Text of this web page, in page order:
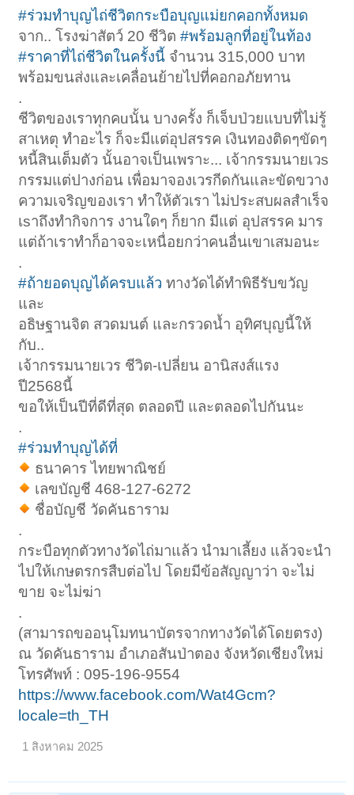
#ร่วมทำบุญไถ่ชีวิตกระบือบุญแม่ยกคอกทั้งหมด
จาก.. โรงฆ่าสัตว์ 20 ชีวิต#พร้อมลูกที่อยู่ในท้อง
#ราคาที่ไถ่ชีวิตในครั้งนี้ จำนวน 315,000 บาท
พร้อมขนส่งและเคลื่อนย้ายไปที่คอกอภัยทาน
.
ชีวิตของเราทุกคuนั้น บางครั้ง ก็เจ็บป่วยแบบที่ไม่รู้
สาเหตุ ทำอะไร ก็จะมีแต่อุปสรรค เงินทองติดๆขัดๆ
หนี้สินเต็มตัว นั้นอาจเป็นเพราะ... เจ้ากรรมนายเวs
กรรมแต่ปางก่อน เพื่อมาจองเวรกีดกันและขัดขวาง
ความเจริญของเรา ทำให้ตัวเรา ไม่ประสบผลสำเร็จ
เsาถึงทำกิจการ งานใดๆ ก็ยาก มีแต่ อุปสรรค มาร
แต่ถ้าเราทำก็อาจจะเหนื่อยกว่าคนอื่นเขาเสมอนะ
.
#ถ้ายอดบุญได้ครบแล้ว ทางวัดได้ทำพิธีรับขวัญ
และ
อธิษฐานจิต สวดมนต์ และกรวดน้ำ อุทิศบุญนี้ให้
กับ..
เจ้ากรรมนายเวร ชีวิต-เปลี่ยน อานิสงส์แรง
ปี2568นี้
ขอให้เป็นปีที่ดีที่สุด ตลอดปี และตลอดไปกันนะ
.
#ร่วมทำบุญได้ที่
ธนาคาร ไทยพาณิชย์
เลขบัญชี 468-127-6272
ชื่อบัญชี วัดคันธาราม
.
กระบือทุกตัวทางวัดไถ่มาแล้ว นำมาเลี้ยง แล้วจะนำ
ไปให้เกษตรกรสืบต่อไป โดยมีข้อสัญญาว่า จะไม่
ขาย จะไม่ฆ่า
.
(สามารถขออนุโมทนาบัตรจากทางวัดได้โดยตรง)
ณ วัดคันธาราม อำเภอสันป่าตอง จังหวัดเชียงใหม่
โทรศัพท์ : 095-196-9554
https://www.facebook.com/Wat4Gcm?
locale=th_TH
1 สิงหาคม 2025